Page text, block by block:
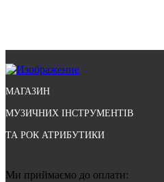
МАГАЗИН
МУЗИЧНИХ ІНСТРУМЕНТІВ
ТА РОК АТРИБУТИКИ
Ми приймаємо до оплати: